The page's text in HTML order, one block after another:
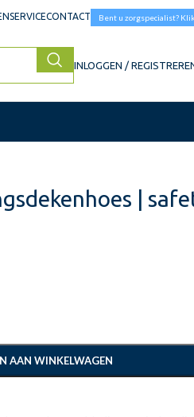
CONTACT Bent u zorgspecialist?
INLOGGEN /
|
AAN WINKELWAGEN